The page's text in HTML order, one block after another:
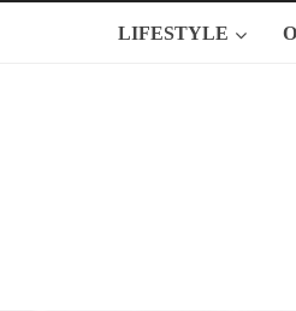
LIFESTYLE